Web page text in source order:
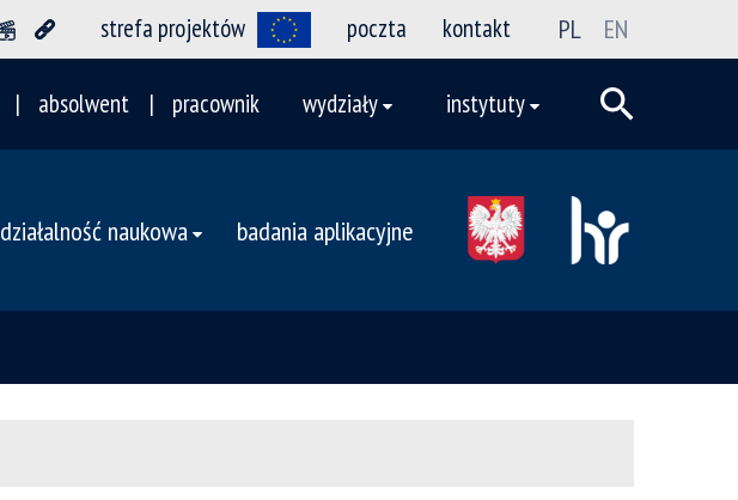
strefa projektów poczta kontakt PL EN
absolwent pracownik wydziały instytuty
działalność naukowa badania aplikacyjne